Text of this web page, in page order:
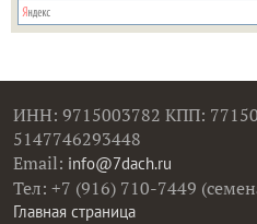
ИНН: 9715003782 КПП:
5147746293448
Email: info@7dach.ru
Тел: +7 (916) 710-7449
Главная страница